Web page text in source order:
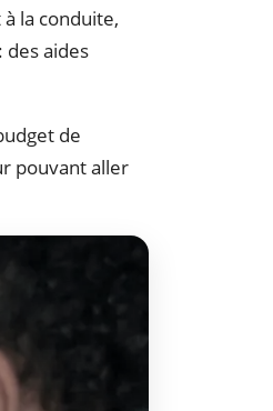
la conduite,
des aides
de
pouvant aller